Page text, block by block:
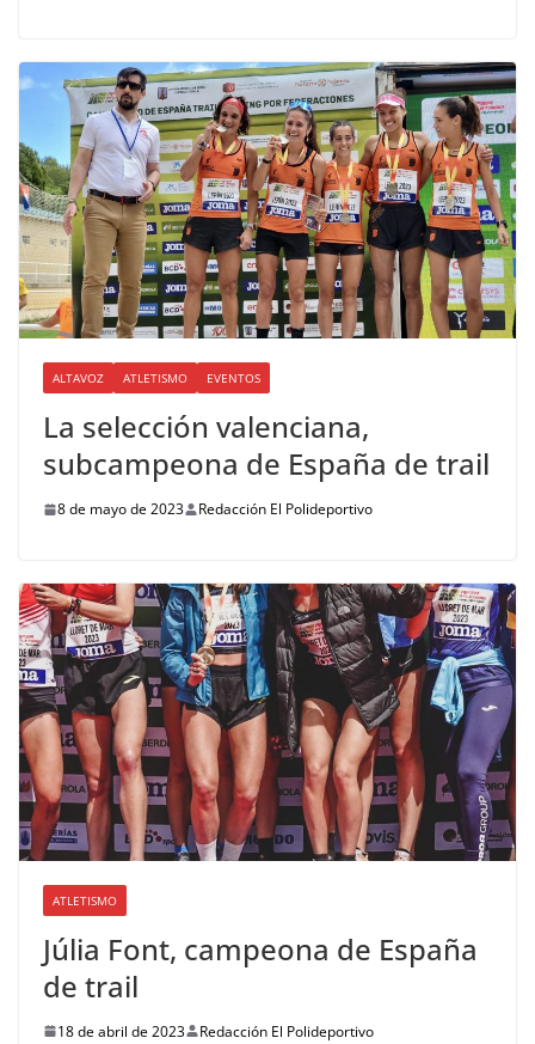
ALTAVOZ ATLETISMO EVENTOS
La selección valenciana,
subcampeona de España de trail
8 de mayo de 2023 Redacción El Polideportivo
ATLETISMO
Júlia Font, campeona de España
de trail
18 de abril de 2023 Redacción El Polideportivo